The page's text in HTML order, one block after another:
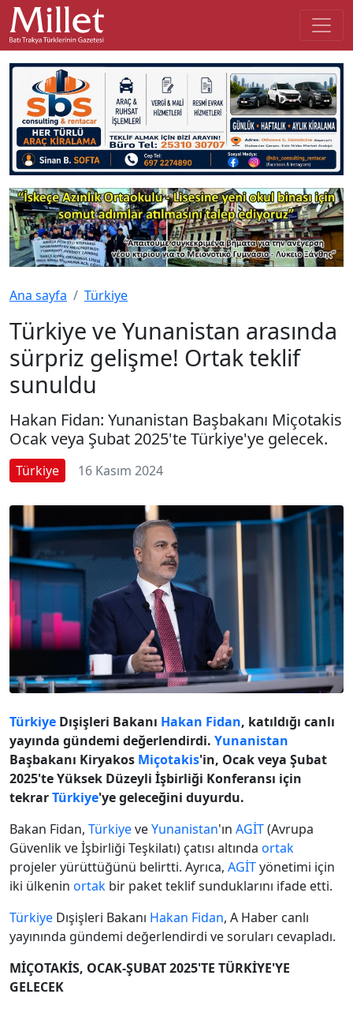
Ana sayfa Türkiye
Türkiye ve Yunanistan arasında
sürpriz gelişme! Ortak teklif
sunuldu
Hakan Fidan: Yunanistan Başbakanı Miçotakis
Ocak veya Şubat 2025'te Türkiye'ye gelecek.
Türkiye 16 Kasım 2024
Türkiye Dışişleri Bakanı Hakan Fidan, katıldığı canlı
yayında gündemi değerlendirdi. Yunanistan
Başbakanı Kiryakos Miçotakis'in, Ocak veya Şubat
2025'te Yüksek Düzeyli İşbirliği Konferansı için
tekrarTürkiye'ye geleceğini duyurdu.
Bakan Fidan, TürkiyeveYunanistan'ın AGİT(Avrupa
Güvenlik ve İşbirliği Teşkilatı) çatısı altında ortak
projeler yürüttüğünü belirtti. Ayrıca, AGİTyönetimi için
iki ülkenin ortak bir paket teklif sunduklarını ifade etti.
Türkiye Dışişleri Bakanı Hakan Fidan, A Haber canlı
yayınında gündemi değerlendirdi ve soruları cevapladı.
MİÇOTAKİS, OCAK-ŞUBAT 2025'TE TÜRKİYE'YE
GELECEK